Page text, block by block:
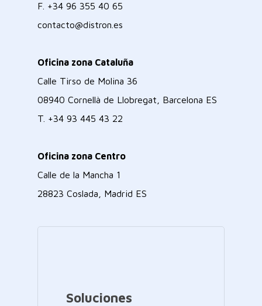
F. +34 96 355 40 65
contacto@distron.es
Oficina zona Cataluña
Calle Tirso de Molina 36
08940 Cornellà de Llobregat, Barcelona ES
T. +34 93 445 43 22
Oficina zona Centro
Calle de la Mancha 1
28823 Coslada, Madrid ES
Soluciones